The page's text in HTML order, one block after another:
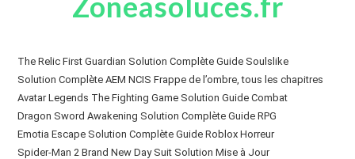
The Relic First Guardian Solution Complète Guide Soulslike
Solution Complète AEM NCIS Frappe de l’ombre, tous les chapitres
Avatar Legends The Fighting Game Solution Guide Combat
Dragon Sword Awakening Solution Complète Guide RPG
Emotia Escape Solution Complète Guide Roblox Horreur
Spider-Man 2 Brand New Day Suit Solution Mise à Jour